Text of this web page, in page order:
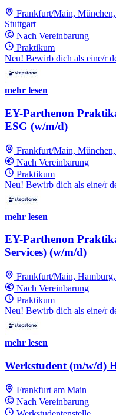
Frankfurt/Main,
Stuttgart
Nach Vereinbarung
Praktikum
Neu! Bewirb dich als eine/r
mehr lesen
EY-Parthenon
ESG (w/m/d)
Frankfurt/Main,
Nach Vereinbarung
Praktikum
Neu! Bewirb dich als eine/r
mehr lesen
EY-Parthenon
Services) (w/m/d)
Frankfurt/Main,
Nach Vereinbarung
Praktikum
Neu! Bewirb dich als eine/r
mehr lesen
Werkstudent (m/w/d)
Frankfurt am Main
Nach Vereinbarung